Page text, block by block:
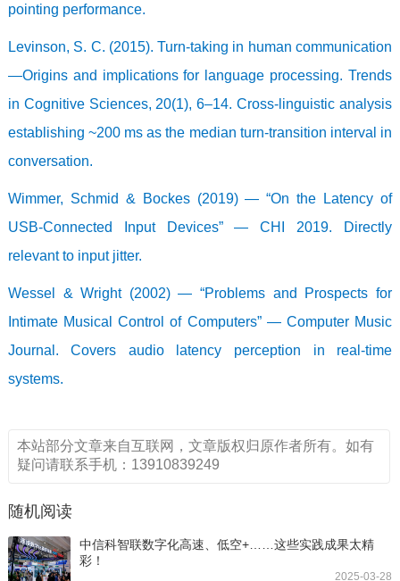
pointing performance.
Levinson, S. C. (2015). Turn-taking in human communication
—Origins and implications for language processing. Trends
in Cognitive Sciences, 20(1), 6–14. Cross-linguistic analysis
establishing ~200 ms as the median turn-transition interval in
conversation.
Wimmer, Schmid & Bockes (2019) — “On the Latency of
USB-Connected Input Devices” — CHI 2019. Directly
relevant to input jitter.
Wessel & Wright (2002) — “Problems and Prospects for
Intimate Musical Control of Computers” — Computer Music
Journal. Covers audio latency perception in real-time
systems.
本站部分文章来自互联网，文章版权归原作者所有。如有
疑问请联系手机：13910839249
随机阅读
中信科智联数字化高速、低空+……这些实践成果太精
彩！
2025-03-28